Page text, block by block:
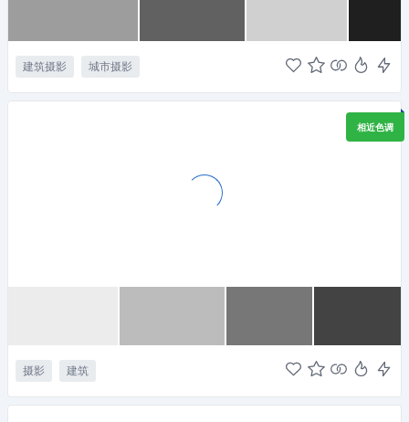
建筑摄影 城市摄影
相近色调
摄影 建筑